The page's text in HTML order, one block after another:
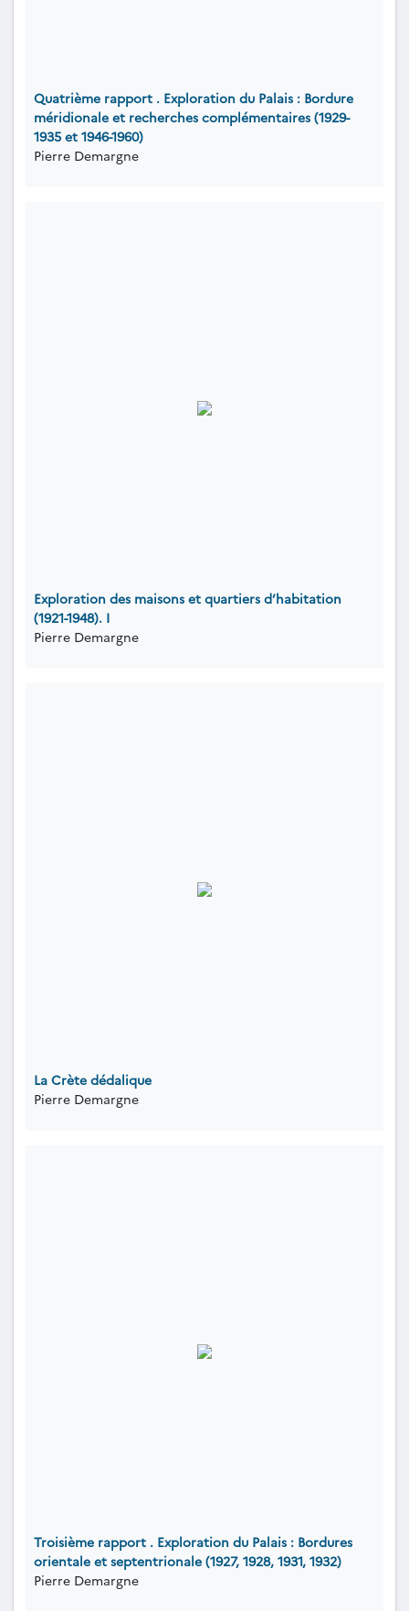
Quatrième rapport . Exploration du Palais : Bordure
méridionale et recherches complémentaires (1929-
1935 et 1946-1960)
Pierre Demargne
Exploration des maisons et quartiers d’habitation
(1921-1948). I
Pierre Demargne
La Crète dédalique
Pierre Demargne
Troisième rapport . Exploration du Palais : Bordures
orientale et septentrionale (1927, 1928, 1931, 1932)
Pierre Demargne